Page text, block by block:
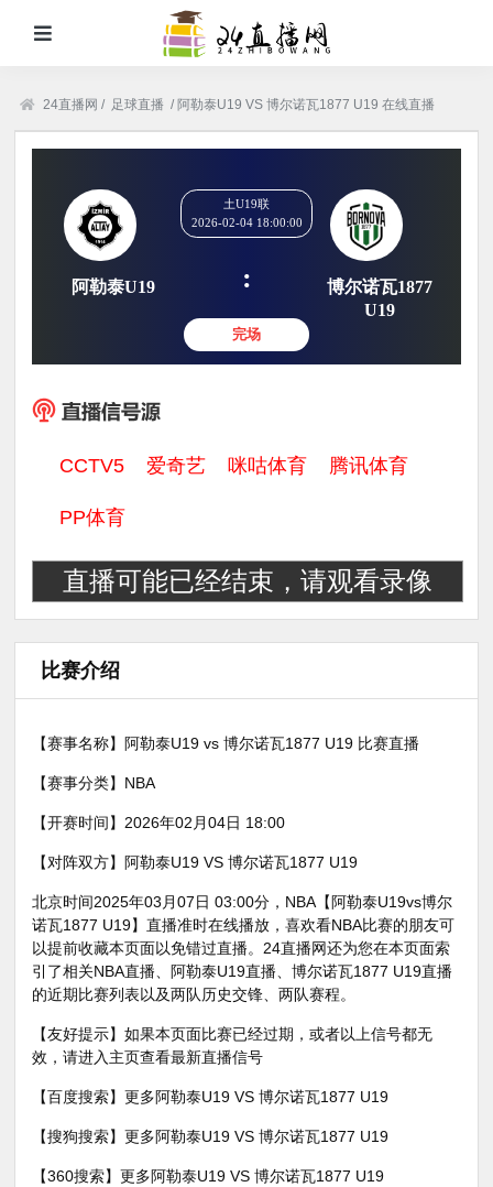
24直播网 / 足球直播 / 阿勒泰U19 VS 博尔诺瓦1877 U19 在线直播
阿勒泰U19
2026-02-04 18:00:00
:
CCTV5 爱奇艺 咪咕体育 腾讯体育
PP体育
直播可能已经结束，请观看录像
比赛介绍
【赛事名称】 阿勒泰U19 vs 博尔诺瓦1877 U19 比赛直播
【赛事分类】 NBA
【开赛时间】 2026年02月04日 18:00
【对阵双方】 阿勒泰U19 VS 博尔诺瓦1877 U19
北京时间2025年03月07日 03:00分， NBA 【阿勒泰U19vs博尔
诺瓦1877 U19】直播准时在线播放，喜欢看NBA比赛的朋友可
以提前收藏本页面以免错过直播。24直播网还为您在本页面索
引了相关NBA直播 、阿勒泰U19直播、博尔诺瓦1877 U19直播
的近期比赛列表以及两队历史交锋、两队赛程。
【友好提示】如果本页面比赛已经过期，或者以上信号都无
效，请进入主页查看最新直播信号
【百度搜索】更多阿勒泰U19 VS 博尔诺瓦1877 U19
【搜狗搜索】更多阿勒泰U19 VS 博尔诺瓦1877 U19
【360搜索】更多阿勒泰U19 VS 博尔诺瓦1877 U19